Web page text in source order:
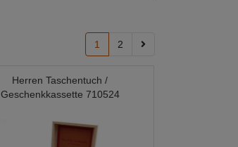
1 2
Herren Taschentuch /
Geschenkkassette 710524